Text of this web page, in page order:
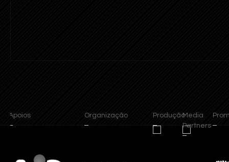
Apoios Organização ProduçãoMedia
Partners